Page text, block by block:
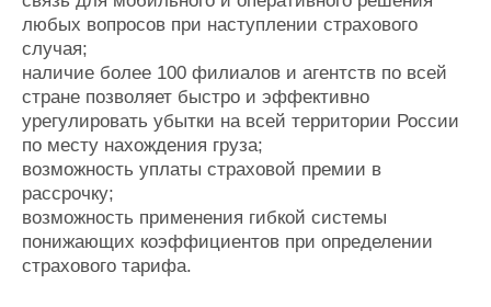
любых вопросов при наступлении страхового
случая;
наличие более 100 филиалов и агентств по всей
стране позволяет быстро и эффективно
урегулировать убытки на всей территории России
по месту нахождения груза;
возможность уплаты страховой премии в
рассрочку;
возможность применения гибкой системы
понижающих коэффициентов при определении
страхового тарифа.